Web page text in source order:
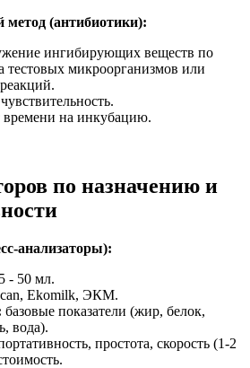
метод (антибиотики):
ингибирующих веществ по
тестовых микроорганизмов или
времени на инкубацию.
по назначению и
анализаторы):
- 50 мл.
Ekomilk, ЭКМ.
базовые показатели (жир, белок,
вода).
простота, скорость (1-2